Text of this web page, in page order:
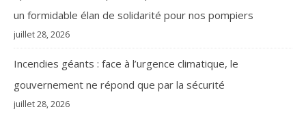
un formidable élan de solidarité pour nos pompiers
juillet 28, 2026
Incendies géants : face à l’urgence climatique, le
gouvernement ne répond que par la sécurité
juillet 28, 2026